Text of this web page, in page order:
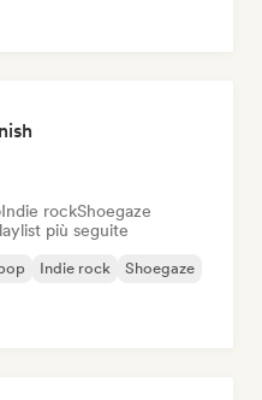
Indie rockShoegaze
più seguite
Indie rock Shoegaze